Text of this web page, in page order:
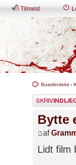
Tilmeld
Boardindeks ‹
Skriv et svar
Bytte
af
Lidt film